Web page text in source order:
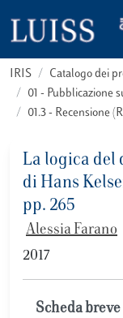
IRIS
Catalogo dei
01 - Pubblicazione
01.3 - Recensione
La logica del
di Hans
pp. 265
Alessia Farano
2017
Scheda breve